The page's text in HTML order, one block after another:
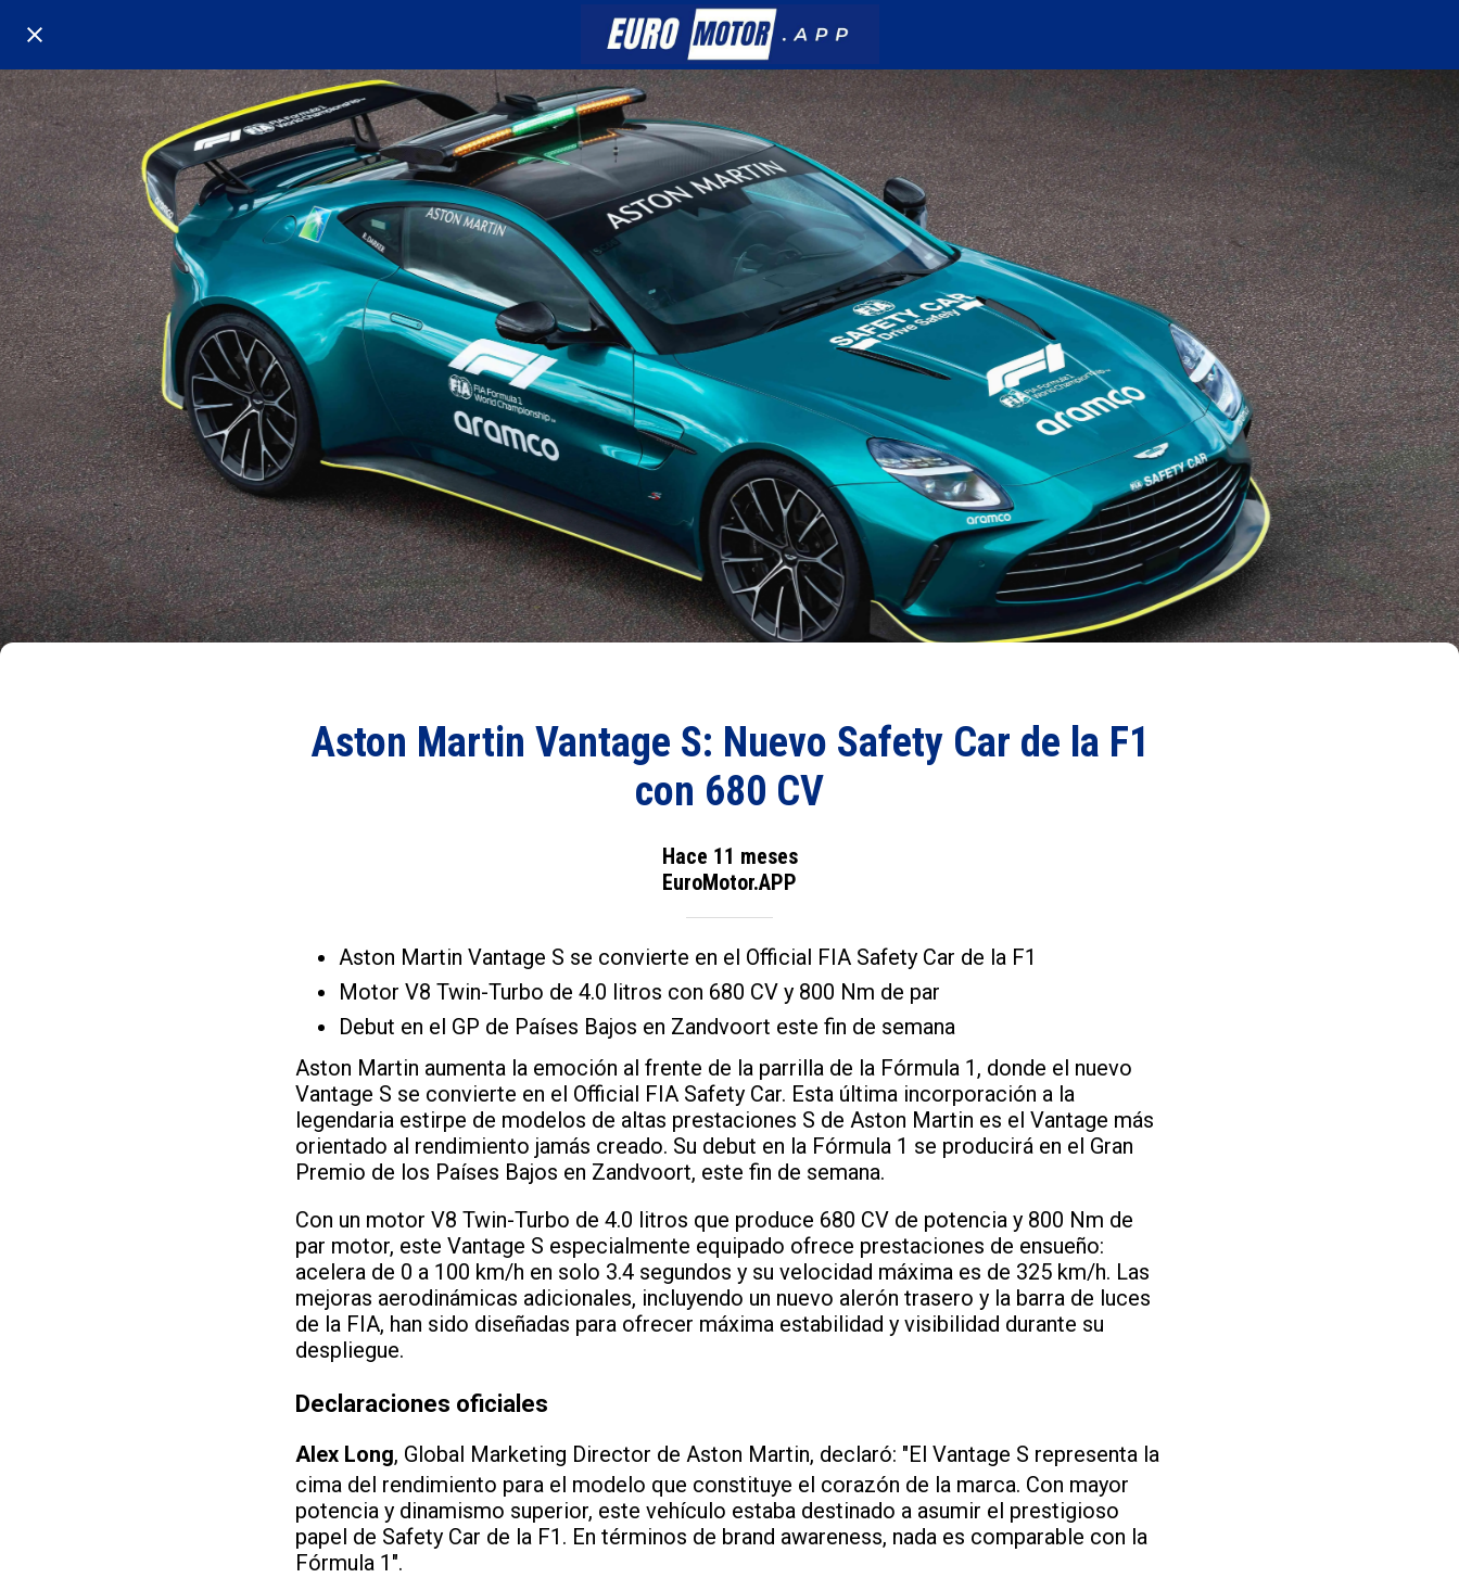
Aston Martin Vantage S: Nuevo Safety Car de la F1
con 680 CV
Hace 11 meses
EuroMotor.APP
Aston Martin Vantage S se convierte en el Official FIA Safety Car de la F1
Motor V8 Twin-Turbo de 4.0 litros con 680 CV y 800 Nm de par
Debut en el GP de Países Bajos en Zandvoort este fin de semana
Aston Martin aumenta la emoción al frente de la parrilla de la Fórmula 1, donde el nuevo
Vantage S se convierte en el Official FIA Safety Car. Esta última incorporación a la
legendaria estirpe de modelos de altas prestaciones S de Aston Martin es el Vantage más
orientado al rendimiento jamás creado. Su debut en la Fórmula 1 se producirá en el Gran
Premio de los Países Bajos en Zandvoort, este fin de semana.
Con un motor V8 Twin-Turbo de 4.0 litros que produce 680 CV de potencia y 800 Nm de
par motor, este Vantage S especialmente equipado ofrece prestaciones de ensueño:
acelera de 0 a 100 km/h en solo 3.4 segundos y su velocidad máxima es de 325 km/h. Las
mejoras aerodinámicas adicionales, incluyendo un nuevo alerón trasero y la barra de luces
de la FIA, han sido diseñadas para ofrecer máxima estabilidad y visibilidad durante su
despliegue.
Declaraciones oficiales
Alex Long, Global Marketing Director de Aston Martin, declaró: "El Vantage S representa la
cima del rendimiento para el modelo que constituye el corazón de la marca. Con mayor
potencia y dinamismo superior, este vehículo estaba destinado a asumir el prestigioso
papel de Safety Car de la F1. En términos de brand awareness, nada es comparable con la
Fórmula 1".